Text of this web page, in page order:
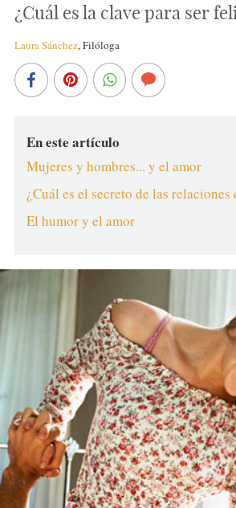
¿Cuál es la clave para ser
Laura Sánchez,Filóloga
En este artículo
Mujeres y hombres... y el amor
¿Cuál es el secreto de las relaciones
El humor y el amor